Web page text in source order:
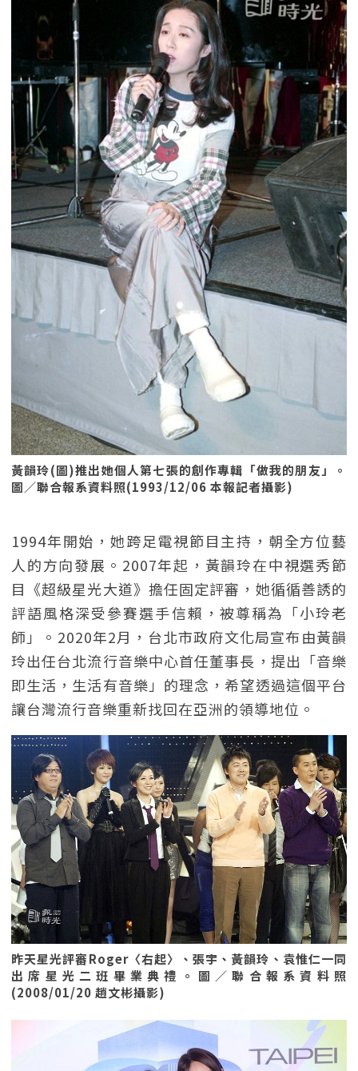
黃韻玲(圖)推出她個人第七張的創作專輯「做我的朋友」。
圖／聯合報系資料照(1993/12/06 本報記者攝影)
1994年開始，她跨足電視節目主持，朝全方位藝
人的方向發展。2007年起，黃韻玲在中視選秀節
目《超級星光大道》擔任固定評審，她循循善誘的
評語風格深受參賽選手信賴，被尊稱為「小玲老
師」。2020年2月，台北市政府文化局宣布由黃韻
玲出任台北流行音樂中心首任董事長，提出「音樂
即生活，生活有音樂」的理念，希望透過這個平台
讓台灣流行音樂重新找回在亞洲的領導地位。
昨天星光評審Roger〈右起〉、張宇、黃韻玲、袁惟仁一同
出席星光二班畢業典禮。圖／聯合報系資料照
(2008/01/20 趙文彬攝影)